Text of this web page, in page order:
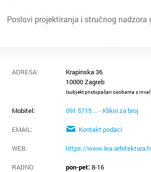
Poslovi projektiranja i stručnog
ADRESA:
Krapinska 36
10000 Zagreb
(subjekt pristupačan osobama s
Mobitel: 091 5715 ... - Klikni za broj
EMAIL: Kontakt podaci
WEB: https://www.lea-
RADNO
pon-pet: 8-16